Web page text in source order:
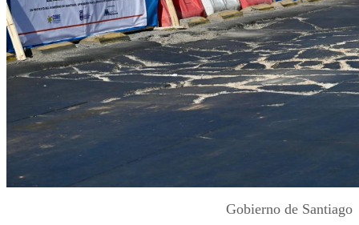
Gobierno de Santiago